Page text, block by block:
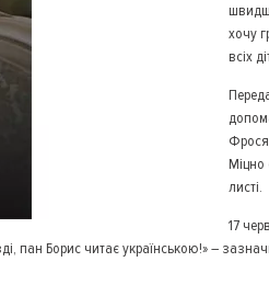
хочу
всіх
Міцно
листі.
17
пан Борис читає українською!» –